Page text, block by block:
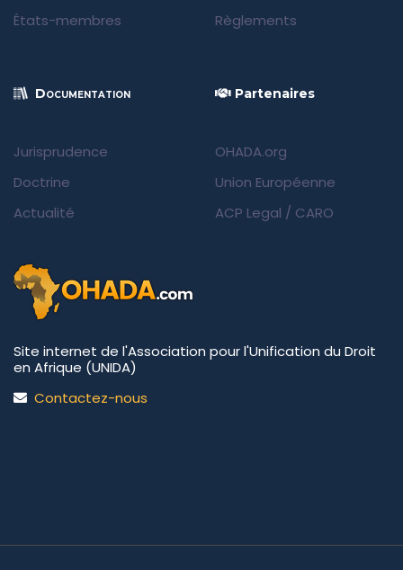
États-membres
Règlements
Documentation
Jurisprudence
Doctrine
Actualité
Partenaires
OHADA.org
Union Européenne
ACP Legal / CARO
Site internet de l'Association pour l'Unification du Droit
en Afrique (UNIDA)
Contactez-nous